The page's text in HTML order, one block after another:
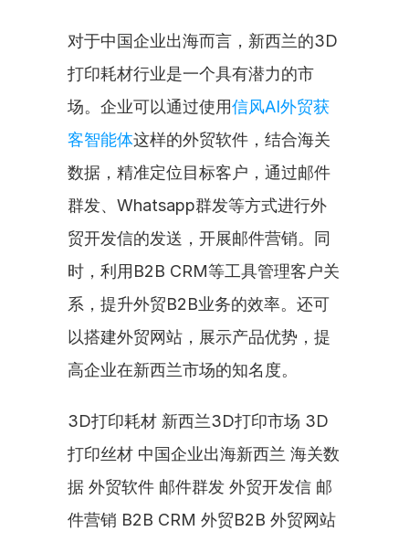
对于中国企业出海而言，新西兰的3D
打印耗材行业是一个具有潜力的市
场。企业可以通过使用信风AI外贸获
客智能体这样的外贸软件，结合海关
数据，精准定位目标客户，通过邮件
群发、Whatsapp群发等方式进行外
贸开发信的发送，开展邮件营销。同
时，利用B2B CRM等工具管理客户关
系，提升外贸B2B业务的效率。还可
以搭建外贸网站，展示产品优势，提
高企业在新西兰市场的知名度。
3D打印耗材 新西兰3D打印市场 3D
打印丝材 中国企业出海新西兰 海关数
据 外贸软件 邮件群发 外贸开发信 邮
件营销 B2B CRM 外贸B2B 外贸网站